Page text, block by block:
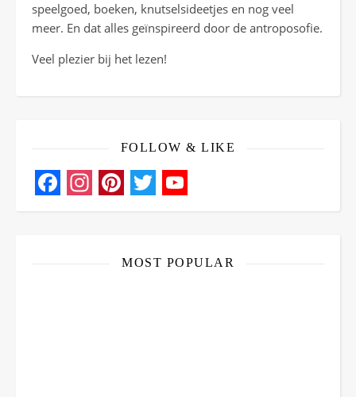
speelgoed, boeken, knutselsideetjes en nog veel
meer. En dat alles geïnspireerd door de antroposofie.
Veel plezier bij het lezen!
FOLLOW & LIKE
Facebook
Instagram
Pinterest
Twitter
YouTube
MOST POPULAR